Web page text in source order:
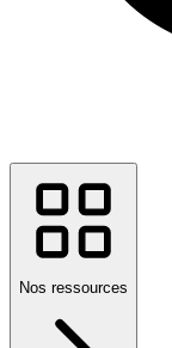
Nos ressources